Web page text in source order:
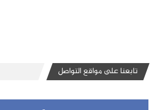
تابعنا على مواقع التواصل